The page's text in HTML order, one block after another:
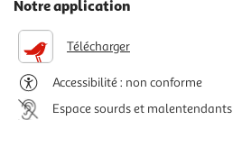
Notre application
Télécharger
Accessibilité : non conforme
Espace sourds et malentendants